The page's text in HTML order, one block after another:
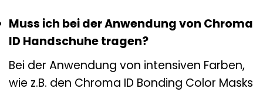
Muss ich bei der Anwendung von Chroma
ID Handschuhe tragen?
Bei der Anwendung von intensiven Farben,
wie z.B. den Chroma ID Bonding Color Masks